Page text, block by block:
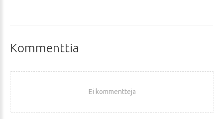
Kommenttia
Ei kommentteja